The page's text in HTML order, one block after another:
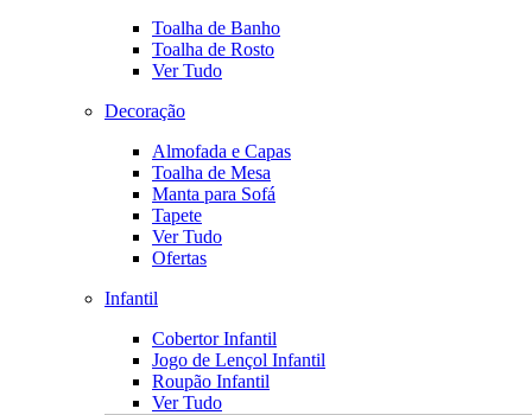
Toalha de Banho
Toalha de Rosto
Ver Tudo
Decoração
Almofada e Capas
Toalha de Mesa
Manta para Sofá
Tapete
Ver Tudo
Ofertas
Infantil
Cobertor Infantil
Jogo de Lençol Infantil
Roupão Infantil
Ver Tudo